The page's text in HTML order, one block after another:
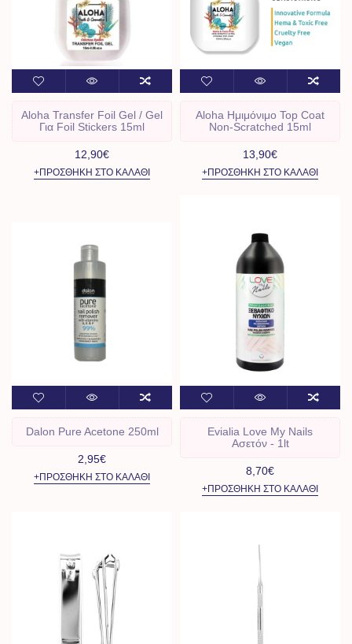
Aloha Transfer Foil Gel / Gel
Για Foil Stickers 15ml
12,90€
+ΠΡΟΣΘΉΚΗ ΣΤΟ ΚΑΛΆΘΙ
Aloha Ημιμόνιμο Top Coat
Non-Scratched 15ml
13,90€
+ΠΡΟΣΘΉΚΗ ΣΤΟ ΚΑΛΆΘΙ
Dalon Pure Acetone 250ml
2,95€
+ΠΡΟΣΘΉΚΗ ΣΤΟ ΚΑΛΆΘΙ
Evialia Love My Nails
Ασετόν - 1lt
8,70€
+ΠΡΟΣΘΉΚΗ ΣΤΟ ΚΑΛΆΘΙ